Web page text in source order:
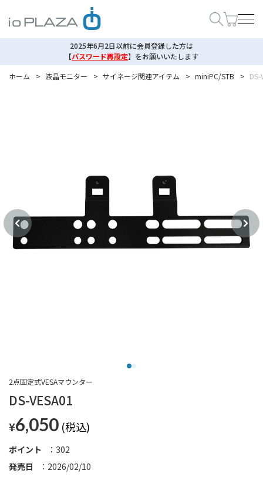
2025年6月2日以前に会員登録した方は
【パスワード再設定】 をお願いいたします
ホーム
> 液晶モニター > サイネージ関連アイテム > miniPC/STB > DS-
DS-VESA01
2点固定式VESAマウンター
¥6,050
発売日 2026/02/10
ポイント 302